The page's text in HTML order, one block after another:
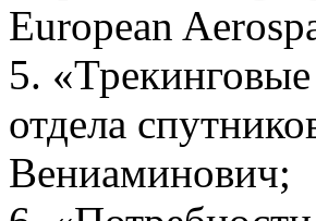
European
5.
отдела
Вениаминович;